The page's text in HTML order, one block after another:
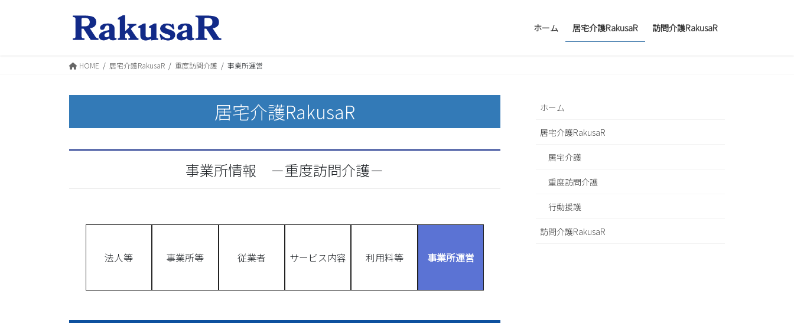
ホーム 居宅介護RakusaR 訪問介護RakusaR
HOME 居宅介護RakusaR 重度訪問介護 事業所運営
居宅介護RakusaR
事業所情報 －重度訪問介護－
法人等 事業所等 従業者 サービス内容 利用料等 事業所運営
ホーム
居宅介護RakusaR
居宅介護
重度訪問介護
行動援護
訪問介護RakusaR